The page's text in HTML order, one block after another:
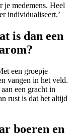
je medemens. Heel
individualiseert.’
is dan een
een groepje
vangen in het veld.
een gracht in
rust is dat het altijd
boeren en